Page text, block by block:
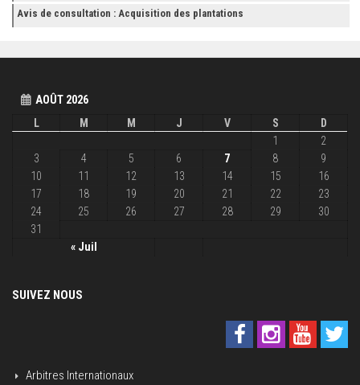
Accessoires
Avis de consultation : Acquisition des plantations
AOÛT 2026
L
M M J V S D
« Juil
1
2
3
4 5 6 7 8
9
10
11 12 13 14 15
16
17
18 19 20 21 22
23
24
25 26 27 28 29
30
31
SUIVEZ NOUS
Arbitres Internationaux